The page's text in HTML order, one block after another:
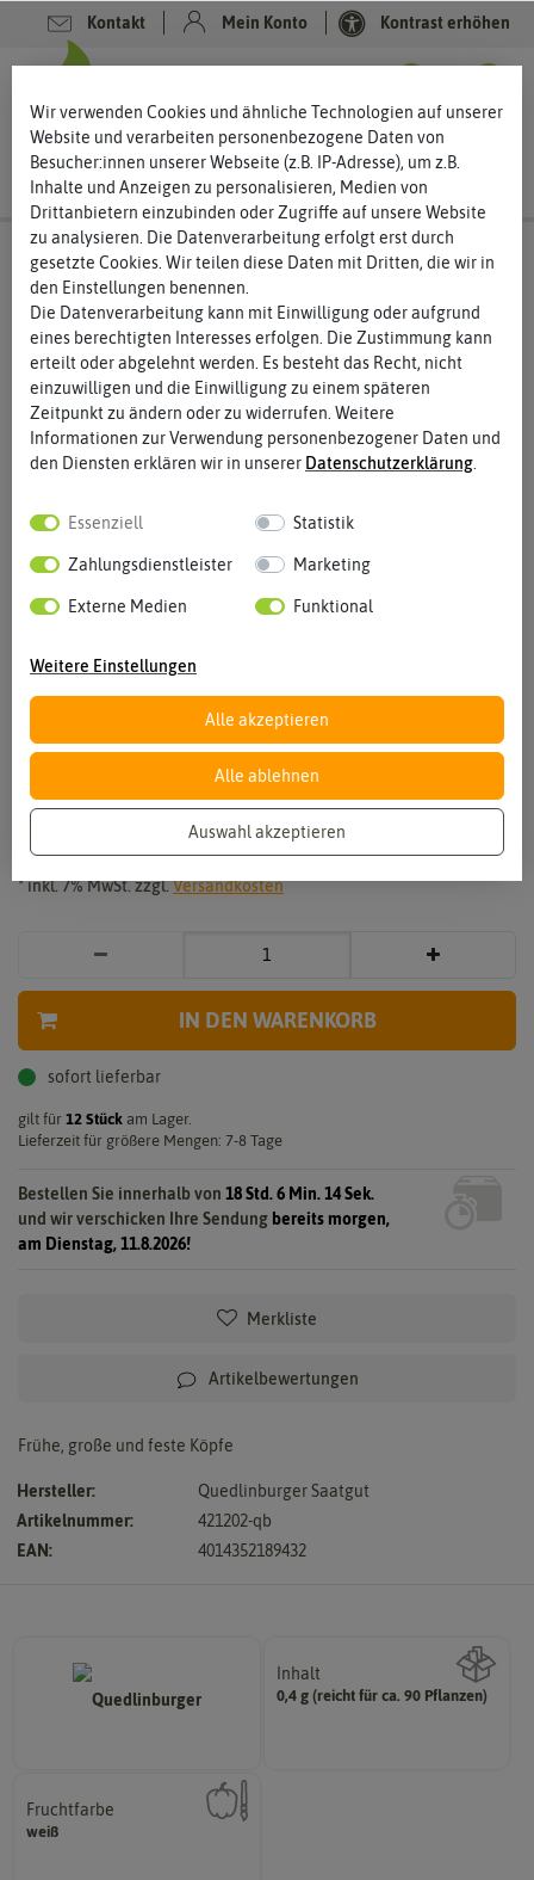
Kontakt Mein Konto Kontrast erhöhen
Vergrößern durch berühren
Blumenkohl Erfurt
0,39 €
* inkl. 7% MwSt. zzgl.Versandkosten
IN DEN WARENKORB
sofort lieferbar
gilt für 12 Stück am Lager.
Lieferzeit für größere Mengen: 7-8 Tage
Bestellen Sie innerhalb von 18 Std. 6 Min. 13 Sek.
und wir verschicken Ihre Sendung bereits morgen,
am Dienstag, 11.8.2026!
Merkliste
Artikelbewertungen
Frühe, große und feste Köpfe
Hersteller:
Quedlinburger Saatgut
Artikelnummer:
421202-qb
EAN:
4014352189432
Inhalt
0,4 g (reicht für ca. 90 Pflanzen)
Wie viel ist enthalten
Fruchtfarbe
weiß
sie nach dem Reifungsprozess
hat.
Wir verwenden Cookies und ähnliche Technologien auf unserer
Website und verarbeiten personenbezogene Daten von
Besucher:innen unserer Webseite (z.B. IP-Adresse), um z.B.
Inhalte und Anzeigen zu personalisieren, Medien von
Drittanbietern einzubinden oder Zugriffe auf unsere Website
zu analysieren. Die Datenverarbeitung erfolgt erst durch
gesetzte Cookies. Wir teilen diese Daten mit Dritten, die wir in
den Einstellungen benennen.
Die Datenverarbeitung kann mit Einwilligung oder aufgrund
eines berechtigten Interesses erfolgen. Die Zustimmung kann
erteilt oder abgelehnt werden. Es besteht das Recht, nicht
einzuwilligen und die Einwilligung zu einem späteren
Zeitpunkt zu ändern oder zu widerrufen. Weitere
Informationen zur Verwendung personenbezogener Daten und
den Diensten erklären wir in unserer Daten­schutz­erklärung
Essenziell Statistik
Zahlungsdienstleister Marketing
Externe Medien Funktional
Weitere Einstellungen
Alle akzeptieren
Alle ablehnen
Auswahl akzeptieren